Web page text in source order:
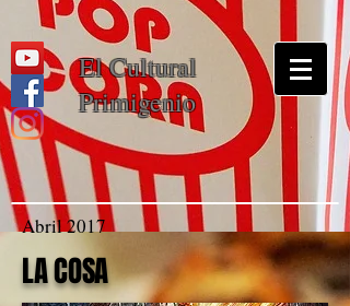
El Cultural
Primigenio
Abril 2017
LA COSA